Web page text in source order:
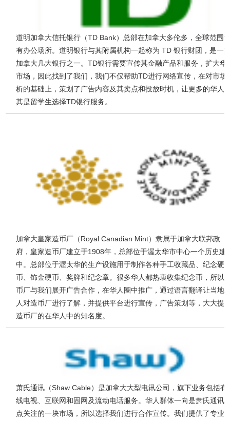
道明加拿大信托银行（TD Bank）总部在加拿大多伦多，全球范围
有办公场所。道明银行与其附属机构一起称为 TD 银行财团，是一
加拿大几大银行之一。TD银行需要宣传其金融产品和服务，扩大华
市场，因此找到了我们，我们不仅帮助TD进行网络宣传，在对市场
析的基础上，策划了广告内容及其卖点和投放时机，让更多的华人
其是留学生选择TD银行服务。
加拿大皇家造币厂（Royal Canadian Mint）隶属于加拿大联邦政
府，皇家造币厂建立于1908年，总部位于渥太华市中心一个历史建
中。总部位于渥太华的生产设施用于制作各种手工收藏品、纪念硬
币、饰金硬币、奖牌和纪念章。很多华人都热衷收集纪念币，所以
币厂与我们展开广告合作，在华人圈中推广，通过语言翻译让当地
人对造币厂进行了解，并提供平台进行宣传，广告策划等，大大提
造币厂的在华人中的知名度。
萧氏通讯（Shaw Cable）是加拿大大型电讯公司，旗下业务包括有
线电视、互联网和固网及流动电话服务。华人群体一向是萧氏通讯
点关注的一块市场，所以选择我们进行合作宣传。我们提供了专业